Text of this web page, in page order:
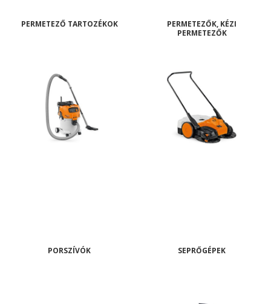
PERMETEZŐ TARTOZÉKOK
PERMETEZŐK, KÉZI
PERMETEZŐK
PORSZÍVÓK SEPRŐGÉPEK